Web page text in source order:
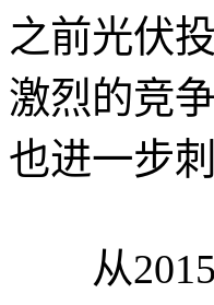
之前光伏
激烈的竞
也进一步
从2015